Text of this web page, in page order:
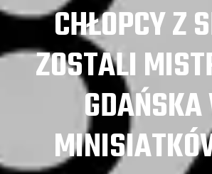
CHŁOPCY Z
ZOSTALI